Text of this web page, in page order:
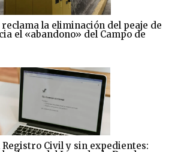
reclama la eliminación del peaje de
el «abandono» del Campo de
Civil y sin expedientes: